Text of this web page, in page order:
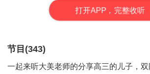
打开APP，完整收听
节目(343)